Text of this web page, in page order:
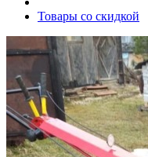
Товары со скидкой